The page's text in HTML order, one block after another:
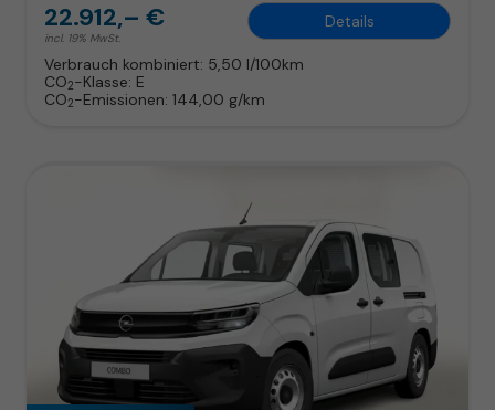
22.912,– €
incl. 19% MwSt.
Details
Verbrauch kombiniert: 5,50 l/100km
CO2-Klasse: E
CO2-Emissionen: 144,00 g/km